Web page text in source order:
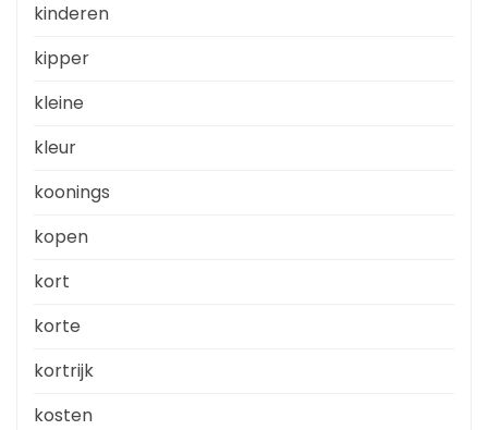
kinderen
kipper
kleine
kleur
koonings
kopen
kort
korte
kortrijk
kosten